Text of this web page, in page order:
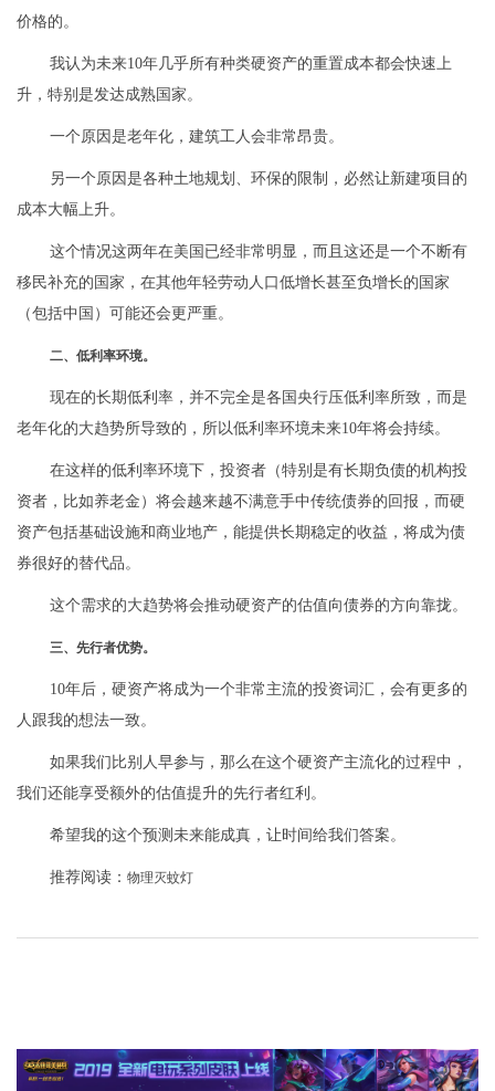
价格的。
我认为未来10年几乎所有种类硬资产的重置成本都会快速上
升，特别是发达成熟国家。
一个原因是老年化，建筑工人会非常昂贵。
另一个原因是各种土地规划、环保的限制，必然让新建项目的
成本大幅上升。
这个情况这两年在美国已经非常明显，而且这还是一个不断有
移民补充的国家，在其他年轻劳动人口低增长甚至负增长的国家
（包括中国）可能还会更严重。
二、低利率环境。
现在的长期低利率，并不完全是各国央行压低利率所致，而是
老年化的大趋势所导致的，所以低利率环境未来10年将会持续。
在这样的低利率环境下，投资者（特别是有长期负债的机构投
资者，比如养老金）将会越来越不满意手中传统债券的回报，而硬
资产包括基础设施和商业地产，能提供长期稳定的收益，将成为债
券很好的替代品。
这个需求的大趋势将会推动硬资产的估值向债券的方向靠拢。
三、先行者优势。
10年后，硬资产将成为一个非常主流的投资词汇，会有更多的
人跟我的想法一致。
如果我们比别人早参与，那么在这个硬资产主流化的过程中，
我们还能享受额外的估值提升的先行者红利。
希望我的这个预测未来能成真，让时间给我们答案。
推荐阅读： 物理灭蚊灯